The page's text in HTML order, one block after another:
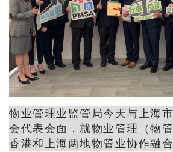
物业管理业监管局今天与上海
会代表会面，就物业管理（物
香港和上海两地物管业协作融合